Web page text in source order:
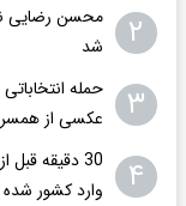
۲
محسن رضایی
شد
۳
حمله
عکسی از
۴
وارد کشور شده